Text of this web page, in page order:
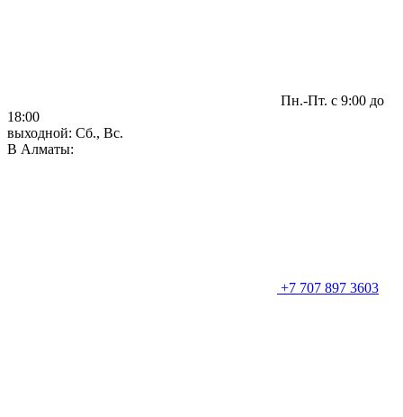
Пн.-Пт. с 9:00 до
18:00
выходной: Сб., Вс.
В Алматы:
+7 707 897 3603